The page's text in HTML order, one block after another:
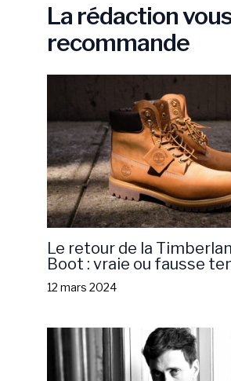
La rédaction
recommande
Le retour de la
Boot : vraie ou fausse
12 mars 2024